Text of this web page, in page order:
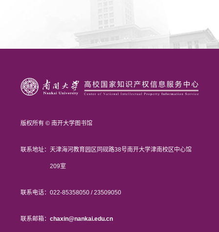
版权所有 © 南开大学图书馆
联系地址： 天津海河教育园区同砚路38号南开大学津南校区中心馆
209室
联系电话： 022-85358050 / 23509050
联系邮箱： chaxin@nankai.edu.cn